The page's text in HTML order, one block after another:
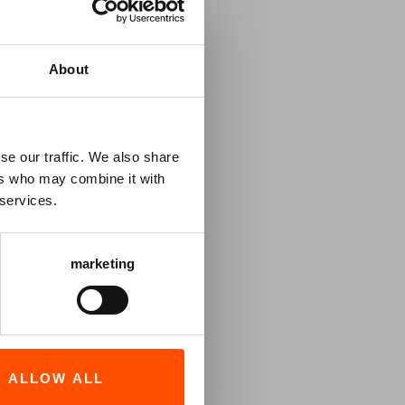
About
our traffic. We also share
who may combine it with
marketing
ALLOW ALL
in de
en
en
hun pas